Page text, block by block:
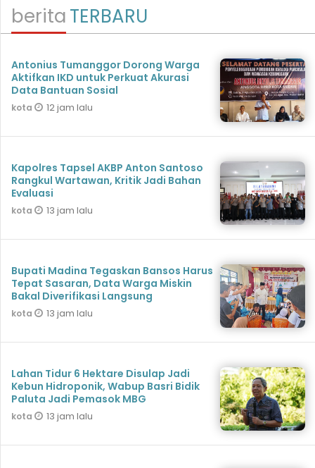
beritaTERBARU
Antonius Tumanggor Dorong Warga
Aktifkan IKD untuk Perkuat Akurasi
Data Bantuan Sosial
kota 12 jam lalu
Kapolres Tapsel AKBP Anton Santoso
Rangkul Wartawan, Kritik Jadi Bahan
Evaluasi
kota 13 jam lalu
Bupati Madina Tegaskan Bansos Harus
Tepat Sasaran, Data Warga Miskin
Bakal Diverifikasi Langsung
kota 13 jam lalu
Lahan Tidur 6 Hektare Disulap Jadi
Kebun Hidroponik, Wabup Basri Bidik
Paluta Jadi Pemasok MBG
kota 13 jam lalu